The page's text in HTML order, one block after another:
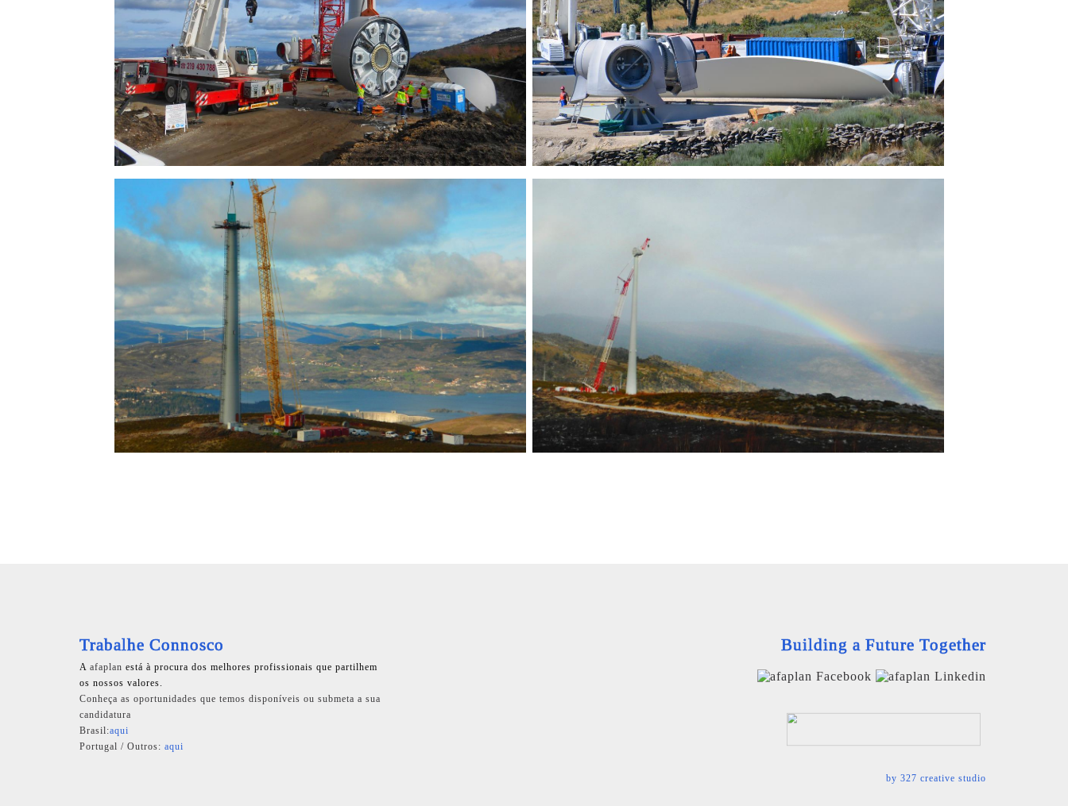
Trabalhe Connosco
A afaplan está à procura dos melhores profissionais que partilhem
os nossos valores.
Conheça as oportunidades que temos disponíveis ou submeta a sua
candidatura
Brasil:aqui
Portugal / Outros: aqui
Building a Future Together
by 327 creative studio